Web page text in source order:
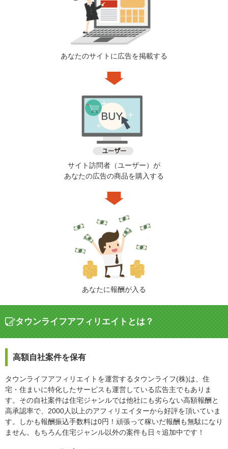
あなたのサイトに広告を掲載する
サイト訪問者（ユーザー）が
あなたの広告の商品を購入する
あなたに報酬が入る
タウンライフアフィリエイトとは？
高額自社案件を保有
タウンライフアフィリエイトを運営するタウンライフ(株)は、住
宅・住まいに特化したサービスも運営している広告主でもありま
す。その自社案件は住宅ジャンルでは他社にも劣らない高額報酬と
高承認率で、2000人以上のアフィリエイターから好評を頂いていま
す。しかも報酬振込手数料は0円！頑張って稼いだ報酬も無駄になり
ません。もちろん住宅ジャンル以外の案件も日々追加中です！